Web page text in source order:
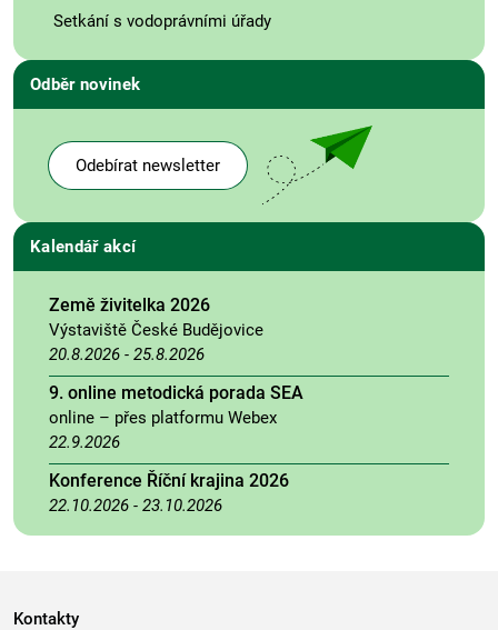
Setkání s vodoprávními úřady
Odběr novinek
Odebírat newsletter
Kalendář akcí
Země živitelka 2026
Výstaviště České Budějovice
20.8.2026 - 25.8.2026
9. online metodická porada SEA
online – přes platformu Webex
22.9.2026
Konference Říční krajina 2026
22.10.2026 - 23.10.2026
Kontakty